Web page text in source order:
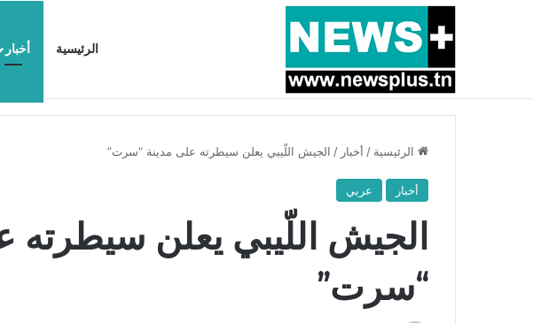
الرئيسية أخبار
أخبار عاجلة بسبب المرزوقي وبتكليف من سعيّد: الخارجية تستدعي السفيرة الفرنسية بتونس
الرئيسية / أخبار / الجيش اللّيبي يعلن سيطرته على مدينة “سرت”
أخبار عربي
الجيش اللّيبي يعلن سيطرته
“سرت”